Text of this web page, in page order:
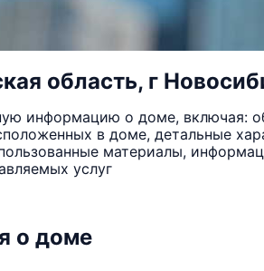
область, г
информацию о доме, включая:
в доме, детальные
материалы,
услуг
о доме